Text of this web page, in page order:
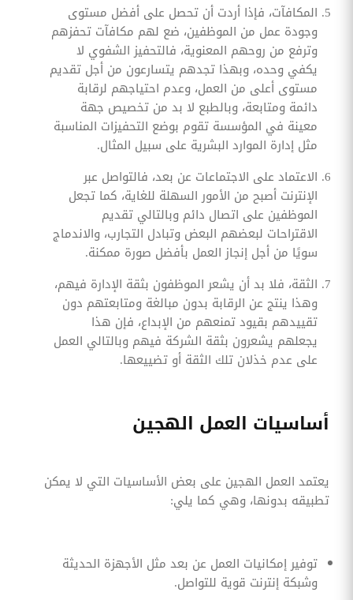
المكافآت، فإذا أردت أن تحصل على أفضل مستوى
وجودة عمل من الموظفين، ضع لهم مكافآت تحفزهم
وترفع من روحهم المعنوية، فالتحفيز الشفوي لا
يكفي وحده، وبهذا تجدهم يتسارعون من أجل تقديم
مستوى أعلى من العمل، وعدم احتياجهم لرقابة
دائمة ومتابعة، وبالطبع لا بد من تخصيص جهة
معينة في المؤسسة تقوم بوضع التحفيزات المناسبة
مثل إدارة الموارد البشرية على سبيل المثال.
الاعتماد على الاجتماعات عن بعد، فالتواصل عبر
الإنترنت أصبح من الأمور السهلة للغاية، كما تجعل
الموظفين على اتصال دائم وبالتالي تقديم
الاقتراحات لبعضهم البعض وتبادل التجارب، والاندماج
سويًا من أجل إنجاز العمل بأفضل صورة ممكنة.
الثقة، فلا بد أن يشعر الموظفون بثقة الإدارة فيهم،
وهذا ينتج عن الرقابة بدون مبالغة ومتابعتهم دون
تقييدهم بقيود تمنعهم من الإبداع، فإن هذا
يجعلهم يشعرون بثقة الشركة فيهم وبالتالي العمل
على عدم خذلان تلك الثقة أو تضييعها.
أساسيات العمل الهجين
يعتمد العمل الهجين على بعض الأساسيات التي لا يمكن
تطبيقه بدونها، وهي كما يلي:
توفير إمكانيات العمل عن بعد مثل الأجهزة الحديثة
وشبكة إنترنت قوية للتواصل.